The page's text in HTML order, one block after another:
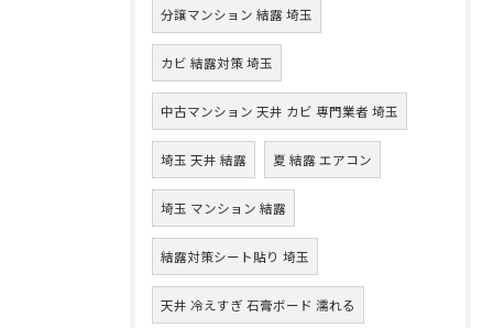
分譲マンション 結露 埼玉
カビ 結露対策 埼玉
中古マンション 天井 カビ 専門業者 埼玉
埼玉 天井 結露 夏 結露 エアコン
埼玉 マンション 結露
結露対策シート貼り 埼玉
天井 冷えすぎ 石膏ボード 濡れる